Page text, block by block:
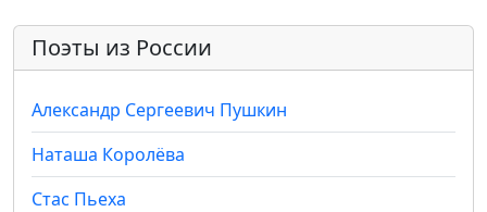
Поэты из России
Александр Сергеевич Пушкин
Наташа Королёва
Стас Пьеха